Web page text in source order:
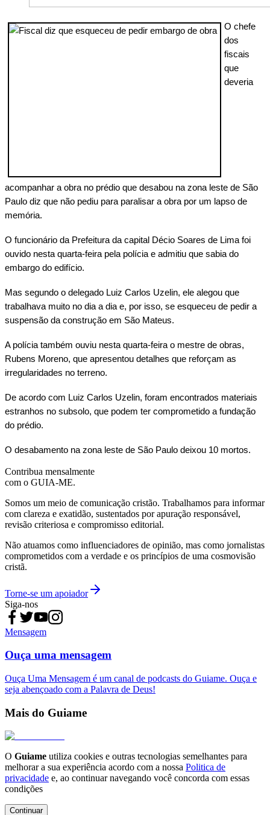
O chefe
dos
fiscais
que
deveria
acompanhar a obra no prédio que desabou na zona leste de São
Paulo diz que não pediu para paralisar a obra por um lapso de
memória.
O funcionário da Prefeitura da capital Décio Soares de Lima foi
ouvido nesta quarta-feira pela polícia e admitiu que sabia do
embargo do edifício.
Mas segundo o delegado Luiz Carlos Uzelin, ele alegou que
trabalhava muito no dia a dia e, por isso, se esqueceu de pedir a
suspensão da construção em São Mateus.
A polícia também ouviu nesta quarta-feira o mestre de obras,
Rubens Moreno, que apresentou detalhes que reforçam as
irregularidades no terreno.
De acordo com Luiz Carlos Uzelin, foram encontrados materiais
estranhos no subsolo, que podem ter comprometido a fundação
do prédio.
O desabamento na zona leste de São Paulo deixou 10 mortos.
Contribua mensalmente
com o GUIA-ME.
Somos um meio de comunicação cristão. Trabalhamos para informar
com clareza e exatidão, sustentados por apuração responsável,
revisão criteriosa e compromisso editorial.
Não atuamos como influenciadores de opinião, mas como jornalistas
comprometidos com a verdade e os princípios de uma cosmovisão
cristã.
Torne-se um apoiador
Siga-nos
Mensagem
Ouça uma mensagem
Ouça Uma Mensagem é um canal de podcasts do Guiame. Ouça e
seja abençoado com a Palavra de Deus!
Mais do Guiame
O Guiame utiliza cookies e outras tecnologias semelhantes para
melhorar a sua experiência acordo com a nossa Politica de
privacidade e, ao continuar navegando você concorda com essas
condições
Continuar